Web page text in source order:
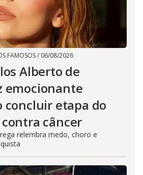
FAMOSOS/ 06/08/2026
Alberto de
emocionante
concluir etapa do
câncer
relembra medo, choro e